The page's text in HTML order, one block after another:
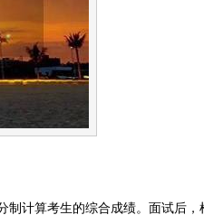
制计算考生的综合成绩。面试后，